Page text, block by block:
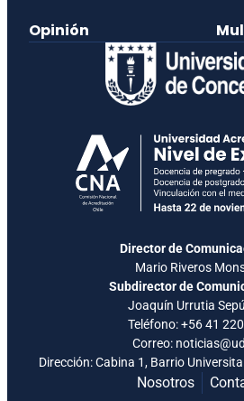
Opinión
Director de
Mario Riveros
Subdirector de
Joaquín Urrutia
Teléfono:+56 41
Correo:
Dirección: Cabina 1, Barrio
Nosotros